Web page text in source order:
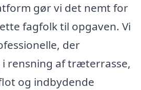
gør vi det nemt for
fagfolk til opgaven. Vi
der
i rensning af træterrasse,
og indbydende